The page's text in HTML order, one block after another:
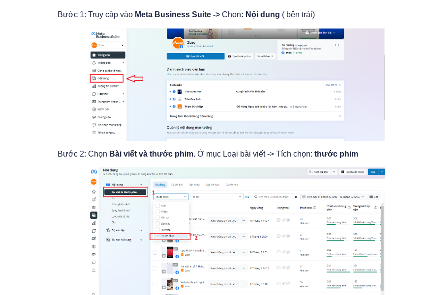
Bước 1: Truy cập vào Meta Business Suite -> Chọn: Nội dung ( bên trái)
Bước 2: Chọn Bài viết và thước phim. Ở mục Loại bài viết -> Tích chọn: thước phim